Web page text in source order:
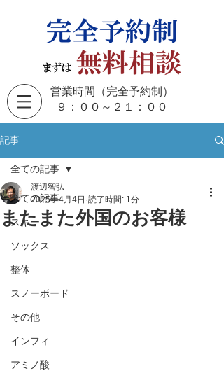
営業時間（完全予約制）
​９：００～２１：００
記事
全ての記事
スキー
ソックス
整体
スノーボード
その他
インフィ
アミノ酸
全ての記事
またまた外国のお客様
渡辺智弘
2025年4月4日 読了時間: 1分